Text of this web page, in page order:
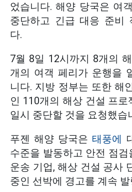
었습니다. 해양 당국은 여
중단하고 긴급 대응 준비
다.
7월 8일 12시까지 8개의
개의 여객 페리가 운행을
니다. 지방 정부는 또한 해
인 110개의 해상 건설 프
일시 중단할 것을 요청했습
푸젠 해양 당국은 태풍에
수준을 발동하고 안전 점
운송 기업, 해상 건설 공사
중인 선박에 경고를 계속